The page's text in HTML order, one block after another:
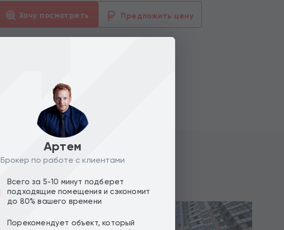
Хочу посмотреть Предложить цену
Артем
Брокер по работе с клиентами
Всего за 5-10 минут подберет
подходящие помещения и сэкономит
до 80% вашего времени
Порекомендует объект, который